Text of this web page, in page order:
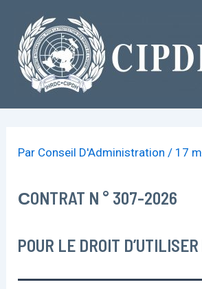
contenu
Par Conseil D'Administration/ 17
СONTRAT N ° 307-2026
POUR LE DROIT